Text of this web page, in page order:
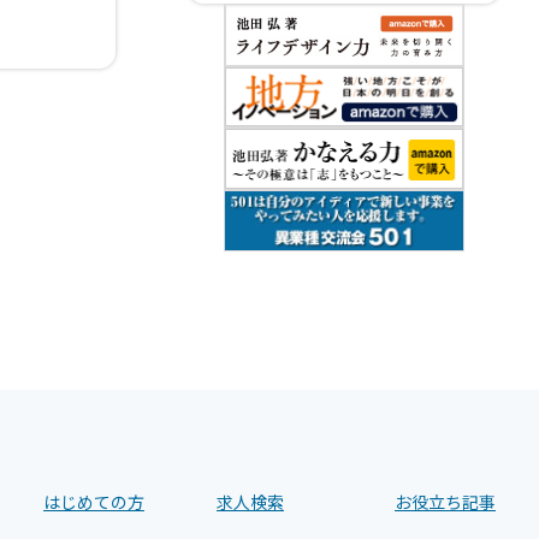
はじめての方 求人検索 お役立ち記事